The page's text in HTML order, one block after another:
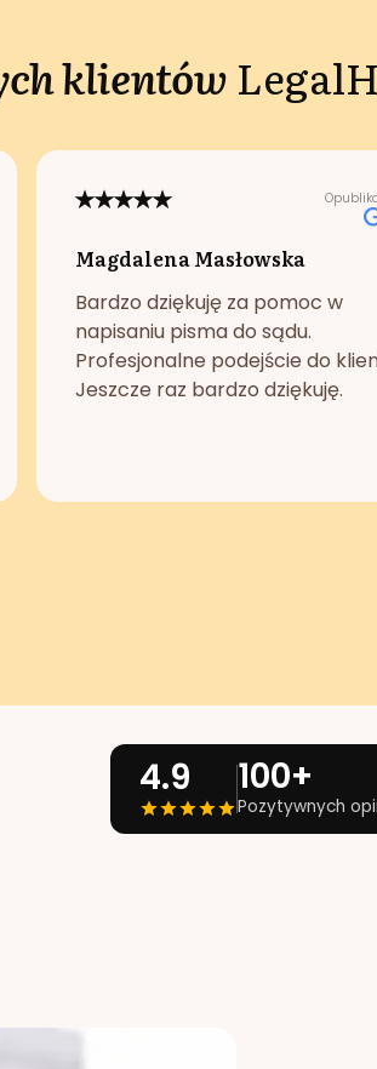
klientów
Magdalena Masłowska
Bardzo dziękuję za pomoc w
napisaniu pisma do sądu.
Profesjonalne podejście do
Jeszcze raz bardzo dziękuję.
4.9 100+
Pozytywnych